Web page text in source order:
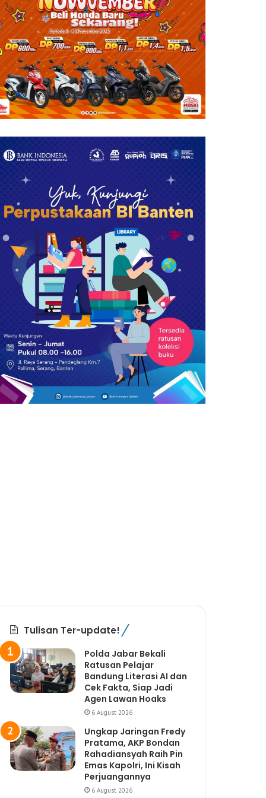
Tulisan Ter-update!
Polda Jabar Bekali
Ratusan Pelajar
Bandung Literasi AI dan
Cek Fakta, Siap Jadi
Agen Lawan Hoaks
6 August 2026
Ungkap Jaringan Fredy
Pratama, AKP Bondan
Rahadiansyah Raih Pin
Emas Kapolri, Ini Kisah
Perjuangannya
6 August 2026